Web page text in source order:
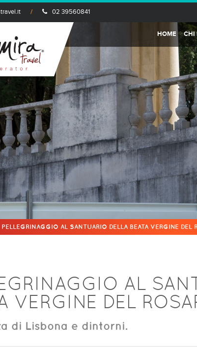
02 39560841
HOME CHI
PELLEGRINAGGIO AL SANTUARIO DELLA BEATA VERGINE DEL
AL
VERGINE DEL
di Lisbona e dintorni.